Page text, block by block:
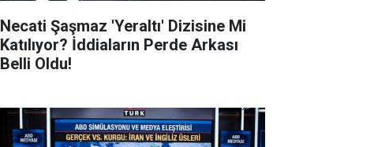
Necati Şaşmaz 'Yeraltı' Dizisine Mi
Katılıyor? İddiaların Perde Arkası
Belli Oldu!